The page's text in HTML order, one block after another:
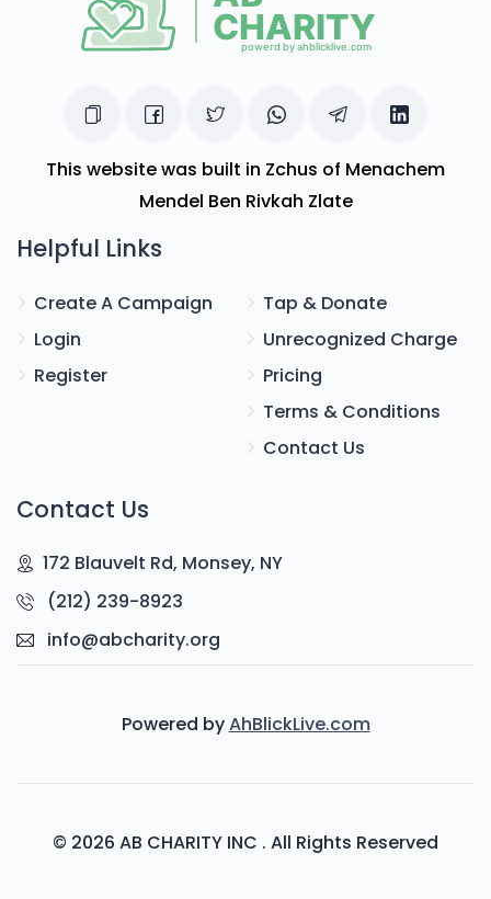
This website was built in Zchus of Menachem
Mendel Ben Rivkah Zlate
Helpful Links
Create A Campaign
Login
Register
Tap & Donate
Unrecognized Charge
Pricing
Terms & Conditions
Contact Us
Contact Us
172 Blauvelt Rd, Monsey, NY
(212) 239-8923
info@abcharity.org
Powered byAhBlickLive.com
© 2026 AB CHARITY INC . All Rights Reserved